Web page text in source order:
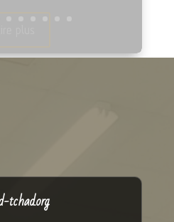
plus
tchad.org